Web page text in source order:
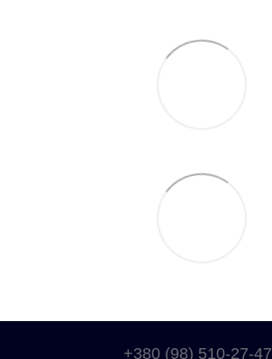
+380 (98) 510-27-47